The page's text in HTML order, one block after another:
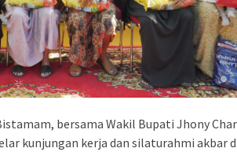
bersama Wakil Bupati Jhony
kunjungan kerja dan silaturahmi akbar